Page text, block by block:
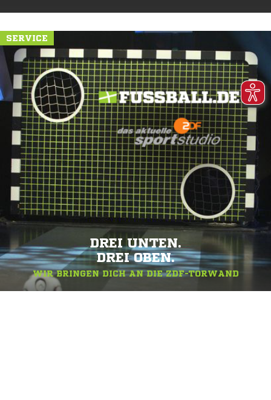
SERVICE
DREI UNTEN.
DREI OBEN.
WIR BRINGEN DICH AN DIE ZDF-TORWAND